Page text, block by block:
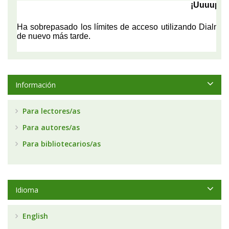
Información
Para lectores/as
Para autores/as
Para bibliotecarios/as
Idioma
English